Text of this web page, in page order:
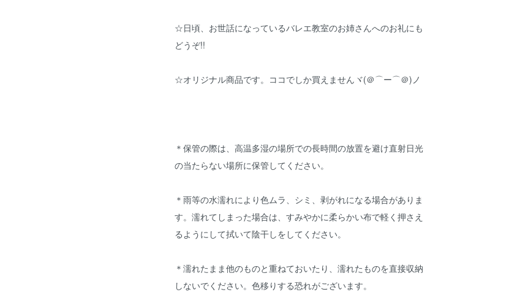
☆日頃、お世話になっているバレエ教室のお姉さんへのお礼にも
どうぞ!!
☆オリジナル商品です。ココでしか買えませんヾ(＠⌒ー⌒＠)ノ
＊保管の際は、高温多湿の場所での長時間の放置を避け直射日光
の当たらない場所に保管してください。
＊雨等の水濡れにより色ムラ、シミ、剥がれになる場合がありま
す。濡れてしまった場合は、すみやかに柔らかい布で軽く押さえ
るようにして拭いて陰干しをしてください。
＊濡れたまま他のものと重ねておいたり、濡れたものを直接収納
しないでください。色移りする恐れがございます。